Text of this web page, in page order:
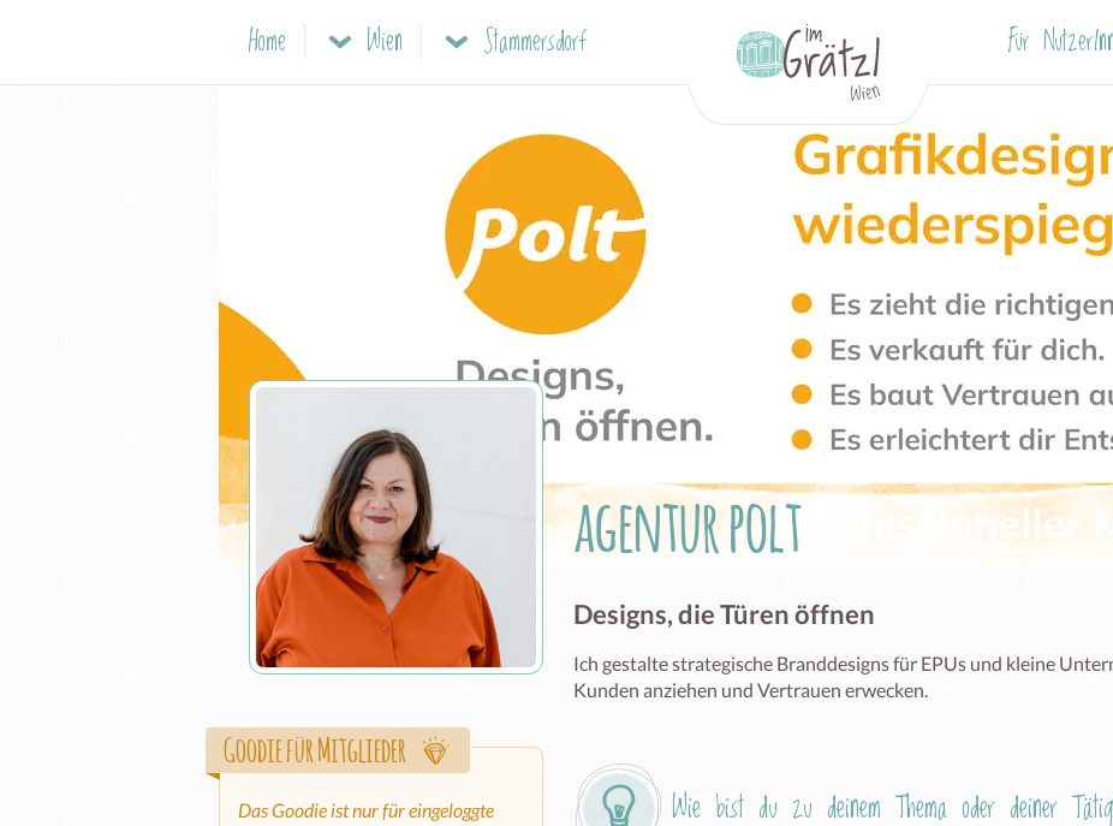
Home Wien Stammersdorf Für
agentur polt
Designs, die Türen öffnen
Ich gestalte strategische Branddesigns für EPUs und kleine
Kunden anziehen und Vertrauen erwecken.
Wie bist du zu deinem Thema oder deiner
Goodie für Mitglieder
Das Goodie ist nur für eingeloggte